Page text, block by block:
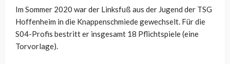
Im Sommer 2020 war der Linksfuß aus der Jugend der TSG
Hoffenheim in die Knappenschmiede gewechselt. Für die
S04-Profis bestritt er insgesamt 18 Pflichtspiele (eine
Torvorlage).